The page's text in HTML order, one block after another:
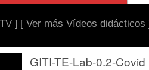
] [ Ver más Vídeos didácticos
GITI-TE-Lab-0.2-Covid